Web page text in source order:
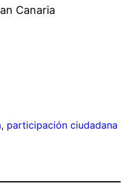
Canaria
, participación ciudadana